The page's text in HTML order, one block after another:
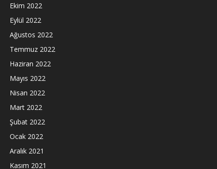
Ekim 2022
Eylül 2022
Ağustos 2022
Temmuz 2022
Haziran 2022
Mayıs 2022
Nisan 2022
Mart 2022
Şubat 2022
Ocak 2022
Aralık 2021
Kasım 2021